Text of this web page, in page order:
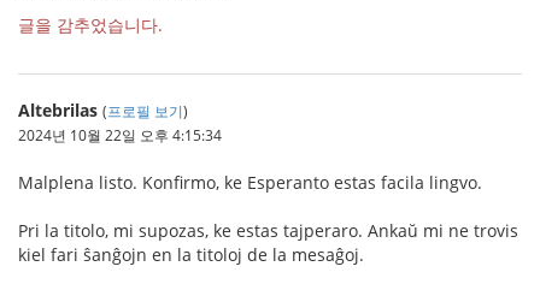
글을 감추었습니다.
Altebrilas (프로필 보기)
2024년 10월 22일 오후 4:15:34
Malplena listo. Konfirmo, ke Esperanto estas facila lingvo.
Pri la titolo, mi supozas, ke estas tajperaro. Ankaŭ mi ne trovis
kiel fari ŝanĝojn en la titoloj de la mesaĝoj.